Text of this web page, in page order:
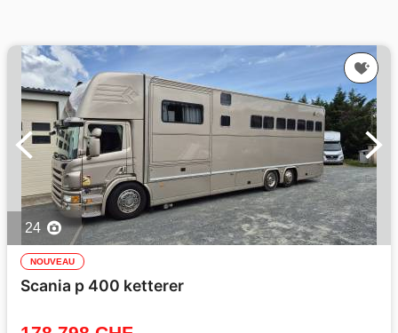
24
NOUVEAU
Scania p 400 ketterer